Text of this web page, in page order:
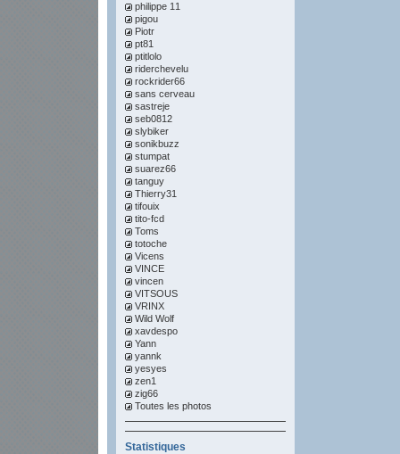
philippe 11
pigou
Piotr
pt81
ptitlolo
riderchevelu
rockrider66
sans cerveau
sastreje
seb0812
slybiker
sonikbuzz
stumpat
suarez66
tanguy
Thierry31
tifouix
tito-fcd
Toms
totoche
Vicens
VINCE
vincen
VITSOUS
VRINX
Wild Wolf
xavdespo
Yann
yannk
yesyes
zen1
zig66
Toutes les photos
Statistiques